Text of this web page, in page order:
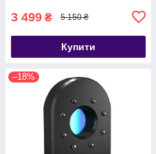
3 499 ₴ 5 150 ₴
Купити
–18%